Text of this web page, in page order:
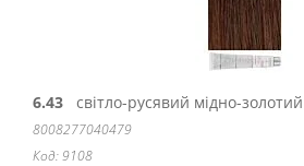
6.43 світло-русявий мідно-золотий
8008277040479
Код: 9108